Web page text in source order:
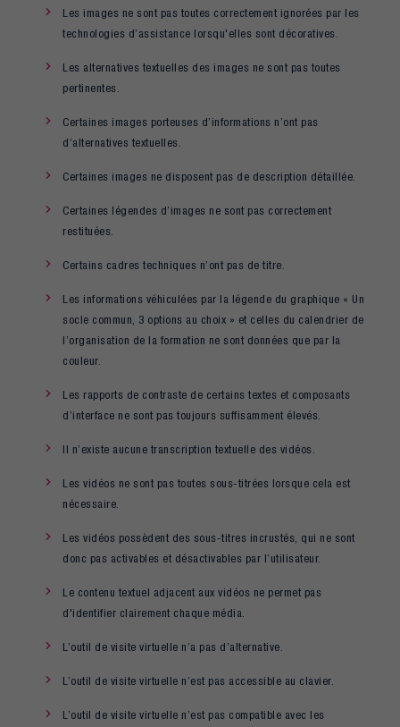
Les images ne sont pas toutes correctement ignorées par les
technologies d’assistance lorsqu'elles sont décoratives.
Les alternatives textuelles des images ne sont pas toutes
pertinentes.
Certaines images porteuses d’informations n’ont pas
d’alternatives textuelles.
Certaines images ne disposent pas de description détaillée.
Certaines légendes d’images ne sont pas correctement
restituées.
Certains cadres techniques n’ont pas de titre.
Les informations véhiculées par la légende du graphique « Un
socle commun, 3 options au choix » et celles du calendrier de
l’organisation de la formation ne sont données que par la
couleur.
Les rapports de contraste de certains textes et composants
d’interface ne sont pas toujours suffisamment élevés.
Il n’existe aucune transcription textuelle des vidéos.
Les vidéos ne sont pas toutes sous-titrées lorsque cela est
nécessaire.
Les vidéos possèdent des sous-titres incrustés, qui ne sont
donc pas activables et désactivables par l’utilisateur.
Le contenu textuel adjacent aux vidéos ne permet pas
d'identifier clairement chaque média.
L’outil de visite virtuelle n’a pas d’alternative.
L’outil de visite virtuelle n’est pas accessible au clavier.
L’outil de visite virtuelle n’est pas compatible avec les